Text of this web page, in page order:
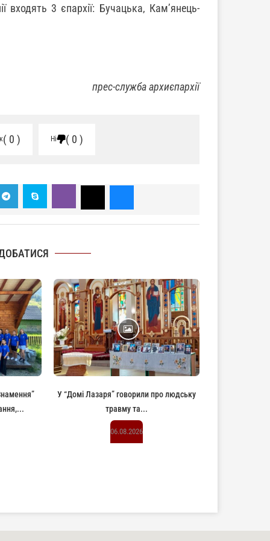
входять 3 єпархії: Бучацька, Кам’янець-
прес-служба архиєпархії
0 Ні 0
У “Домі Лазаря” говорили про людську
травму та...
06.08.2026